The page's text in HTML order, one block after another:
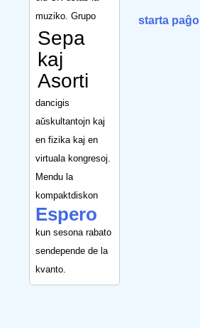
muziko. Grupo
Sepa
kaj
Asorti
dancigis
aŭskultantojn kaj
en fizika kaj en
virtuala kongresoj.
Mendu la
kompaktdiskon
Espero
kun sesona rabato
sendepende de la
kvanto.
starta paĝo